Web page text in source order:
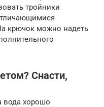
тройники
крючок можно надеть
Снасти,
вода хорошо